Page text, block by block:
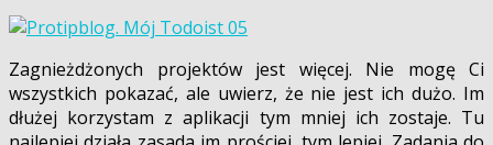
Zagnieżdżonych projektów jest więcej. Nie mogę Ci
wszystkich pokazać, ale uwierz, że nie jest ich dużo. Im
dłużej korzystam z aplikacji tym mniej ich zostaje. Tu